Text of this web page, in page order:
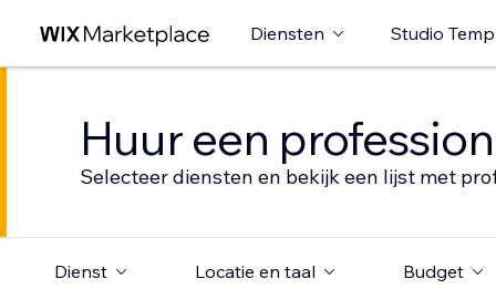
Diensten Studio
Huur een
Selecteer diensten en bekijk een lijst met
Dienst Locatie en taal Budget